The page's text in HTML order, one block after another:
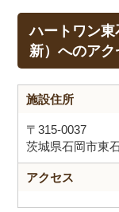
ハートワン
新）へのアク
施設住所
〒315-0037
茨城県石岡市東
アクセス